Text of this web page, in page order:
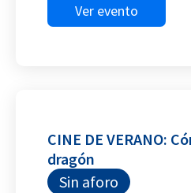
Ver evento
CINE DE VERANO:
dragón
Sin aforo